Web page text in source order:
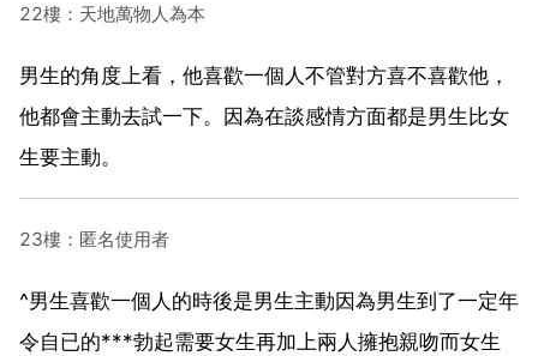
22樓：天地萬物人為本
男生的角度上看，他喜歡一個人不管對方喜不喜歡他，
他都會主動去試一下。因為在談感情方面都是男生比女
生要主動。
23樓：匿名使用者
^男生喜歡一個人的時後是男生主動因為男生到了一定年
令自已的***勃起需要女生再加上兩人擁抱親吻而女生